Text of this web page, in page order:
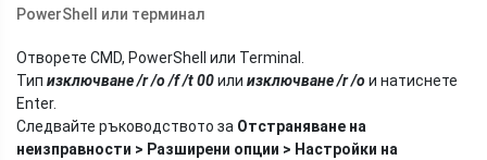
PowerShell или терминал
Отворете CMD, PowerShell или Terminal.
Тип изключване /r /o/f /t 00или изключване /r /oи натиснете
Enter.
Следвайте ръководството за Отстраняване на
неизправности > Разширени опции > Настройки на